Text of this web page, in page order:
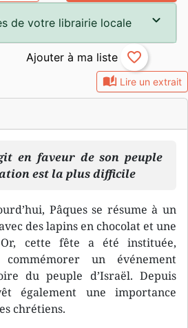
auto_stories Lire un extrait
en faveur de son peuple
est la plus difficile
Pâques se résume à un
des lapins en chocolat et une
cette fête a été instituée,
un événement
du peuple d’Israël. Depuis
également une importance
chrétiens.
de votre librairie locale
favorite_border